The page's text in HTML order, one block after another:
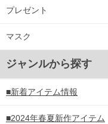
プレゼント
マスク
ジャンルから探す
■新着アイテム情報
■2024年春夏新作アイテム